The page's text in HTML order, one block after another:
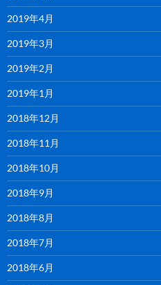
2019年4月
2019年3月
2019年2月
2019年1月
2018年12月
2018年11月
2018年10月
2018年9月
2018年8月
2018年7月
2018年6月